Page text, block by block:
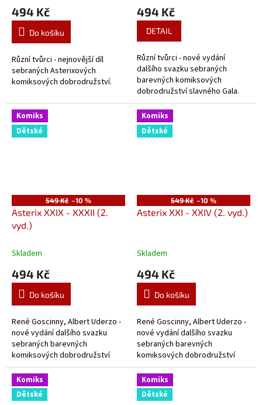
494 Kč
Do košíku
Různí tvůrci - nejnovější díl
sebraných Asterixových
komiksových dobrodružství.
494 Kč
DETAIL
Různí tvůrci - nové vydání
dalšího svazku sebraných
barevných komiksových
dobrodružství slavného Gala.
Komiks
Dětské
549 Kč –10 %
Asterix XXIX - XXXII (2.
vyd.)
Skladem
494 Kč
Do košíku
René Goscinny, Albert Uderzo -
nové vydání dalšího svazku
sebraných barevných
komiksových dobrodružství
slavného Gala.
Komiks
Dětské
549 Kč –10 %
Asterix XXI - XXIV (2. vyd.)
Skladem
494 Kč
Do košíku
René Goscinny, Albert Uderzo -
nové vydání dalšího svazku
sebraných barevných
komiksových dobrodružství
slavného Gala.
Komiks
Dětské
Komiks
Dětské